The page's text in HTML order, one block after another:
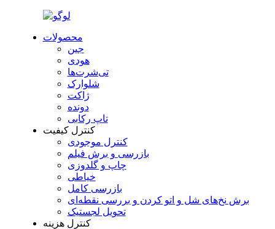
محصولات
جین
هودی
تی‌شرت‌ها
شلوارک
ژاکت
دونده
تاپ رکابی
کنترل کیفیت
کنترل موجودی
بازرسی و برش فیلم
چاپ و گلدوزی
خیاطی
بازرسی کامل
برش نخ‌های شل و اتو کردن و بررسی نقطه‌ای
تحویل لجستیک
کنترل هزینه